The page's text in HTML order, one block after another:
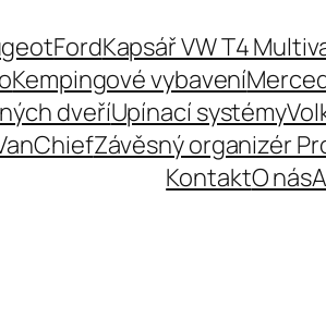
FordKapsář VW T4
Kempingové vybavení
dveříUpínací systémy
Závěsný organizér
KontaktO nás